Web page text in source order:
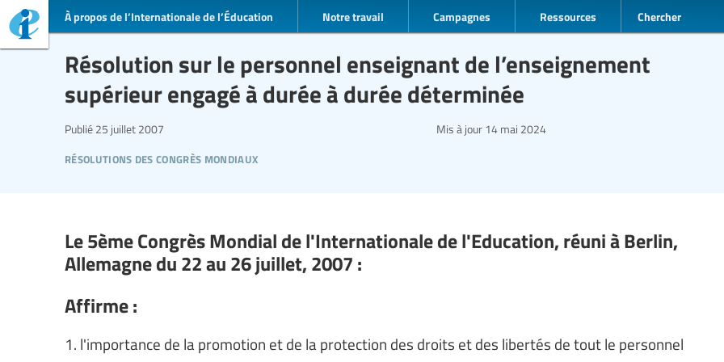
À propos de l’Internationale de l’Éducation Notre travail Campagnes Ressources Chercher
Résolution sur le personnel enseignant de l’enseignement
supérieur engagé à durée à durée déterminée
résolutions des congrès mondiaux
Publié 25 juillet 2007 Mis à jour 14 mai 2024
Le 5ème Congrès Mondial de l'Internationale de l'Education, réuni à Berlin,
Allemagne du 22 au 26 juillet, 2007 :
Affirme :
1. l'importance de la promotion et de la protection des droits et des libertés de tout le personnel